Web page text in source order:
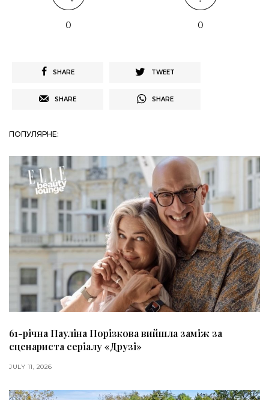
0 0
SHARE TWEET
SHARE SHARE
ПОПУЛЯРНЕ:
61-річна Пауліна Порізкова вийшла заміж за
сценариста серіалу «Друзі»
JULY 11, 2026